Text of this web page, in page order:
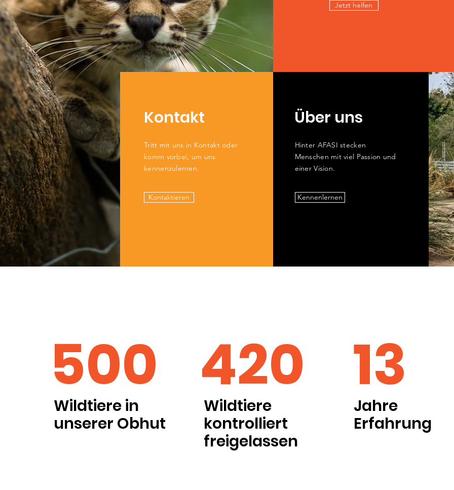
Jetzt helfen
Kontakt
Tritt mit uns in Kontakt oder
komm vorbei, um uns
kennenzulernen.
Kontaktieren
Über uns
Hinter AFASI stecken
Menschen mit viel Passion und
einer Vision.
Kennenlernen
500
Wildtiere in
unserer Obhut
420
Wildtiere
kontrolliert
freigelassen
13
Jahre
Erfahrung